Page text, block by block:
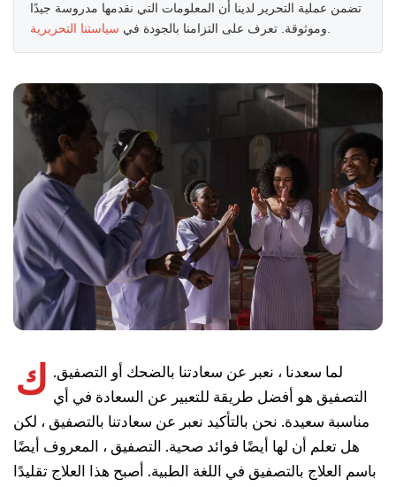
تضمن عملية التحرير لدينا أن المعلومات التي نقدمها مدروسة جيدًا
وموثوقة. تعرف على التزامنا بالجودة في سياستنا التحريرية
ك لما سعدنا ، نعبر عن سعادتنا بالضحك أو التصفيق.
التصفيق هو أفضل طريقة للتعبير عن السعادة في أي
مناسبة سعيدة. نحن بالتأكيد نعبر عن سعادتنا بالتصفيق ، لكن
هل تعلم أن لها أيضًا فوائد صحية. التصفيق ، المعروف أيضًا
باسم العلاج بالتصفيق في اللغة الطبية. أصبح هذا العلاج تقليدًا